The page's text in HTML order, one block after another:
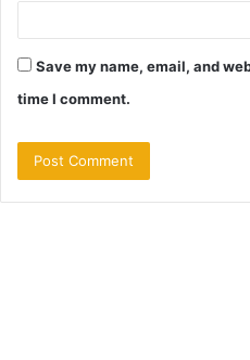
Save my name, email, and
time I comment.